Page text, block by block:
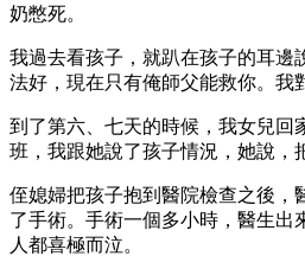
奶憋死。
我過去看孩子，就趴在孩子的耳邊
法好，現在只有俺師父能救你。我
到了第六、七天的時候，我女兒回
班，我跟她說了孩子情況，她說，
侄媳婦把孩子抱到醫院檢查之後，
了手術。手術一個多小時，醫生出
人都喜極而泣。